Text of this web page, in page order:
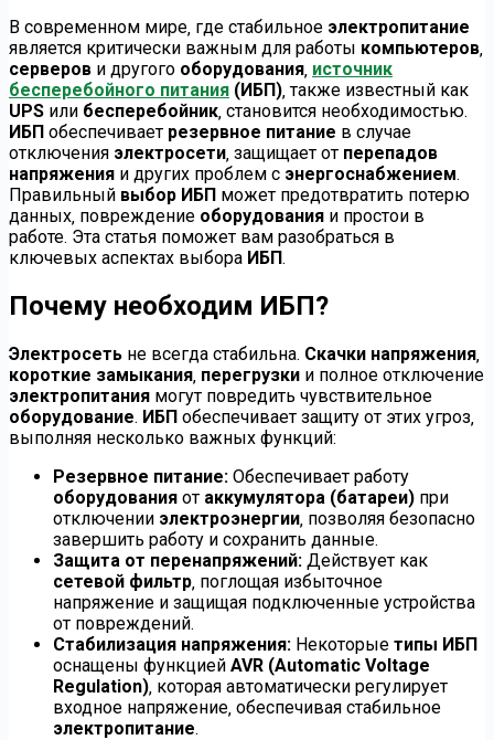
В современном мире‚ где стабильное электропитание
является критически важным для работы компьютеров‚
серверов и другого оборудования‚ источник
бесперебойного питания (ИБП)‚ также известный как
UPS или бесперебойник‚ становится необходимостью.
ИБП обеспечивает резервное питание в случае
отключения электросети‚ защищает от перепадов
напряжения и других проблем с энергоснабжением.
Правильный выбор ИБП может предотвратить потерю
данных‚ повреждение оборудования и простои в
работе. Эта статья поможет вам разобраться в
ключевых аспектах выбора ИБП.
Почему необходим ИБП?
Электросеть не всегда стабильна. Скачки напряжения
короткие замыкания перегрузки и полное отключение
электропитания могут повредить чувствительное
оборудование. ИБП обеспечивает защиту от этих угроз‚
выполняя несколько важных функций:
Резервное питание: Обеспечивает работу
оборудования от аккумулятора (батареи) при
отключении электроэнергии ‚ позволяя безопасно
завершить работу и сохранить данные.
Защита от перенапряжений: Действует как
сетевой фильтр ‚ поглощая избыточное
напряжение и защищая подключенные устройства
от повреждений.
Стабилизация напряжения: Некоторые типы ИБП
оснащены функцией AVR (Automatic Voltage
Regulation) ‚ которая автоматически регулирует
входное напряжение‚ обеспечивая стабильное
электропитание.